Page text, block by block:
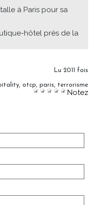
à Paris pour sa
hôtel près de la
Lu 2011 fois
otcp paris terrorisme
Notez